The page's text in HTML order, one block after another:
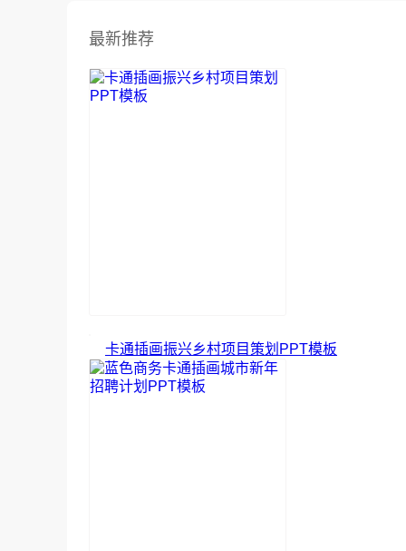
最新推荐
卡通插画振兴乡村项目策划PPT模板